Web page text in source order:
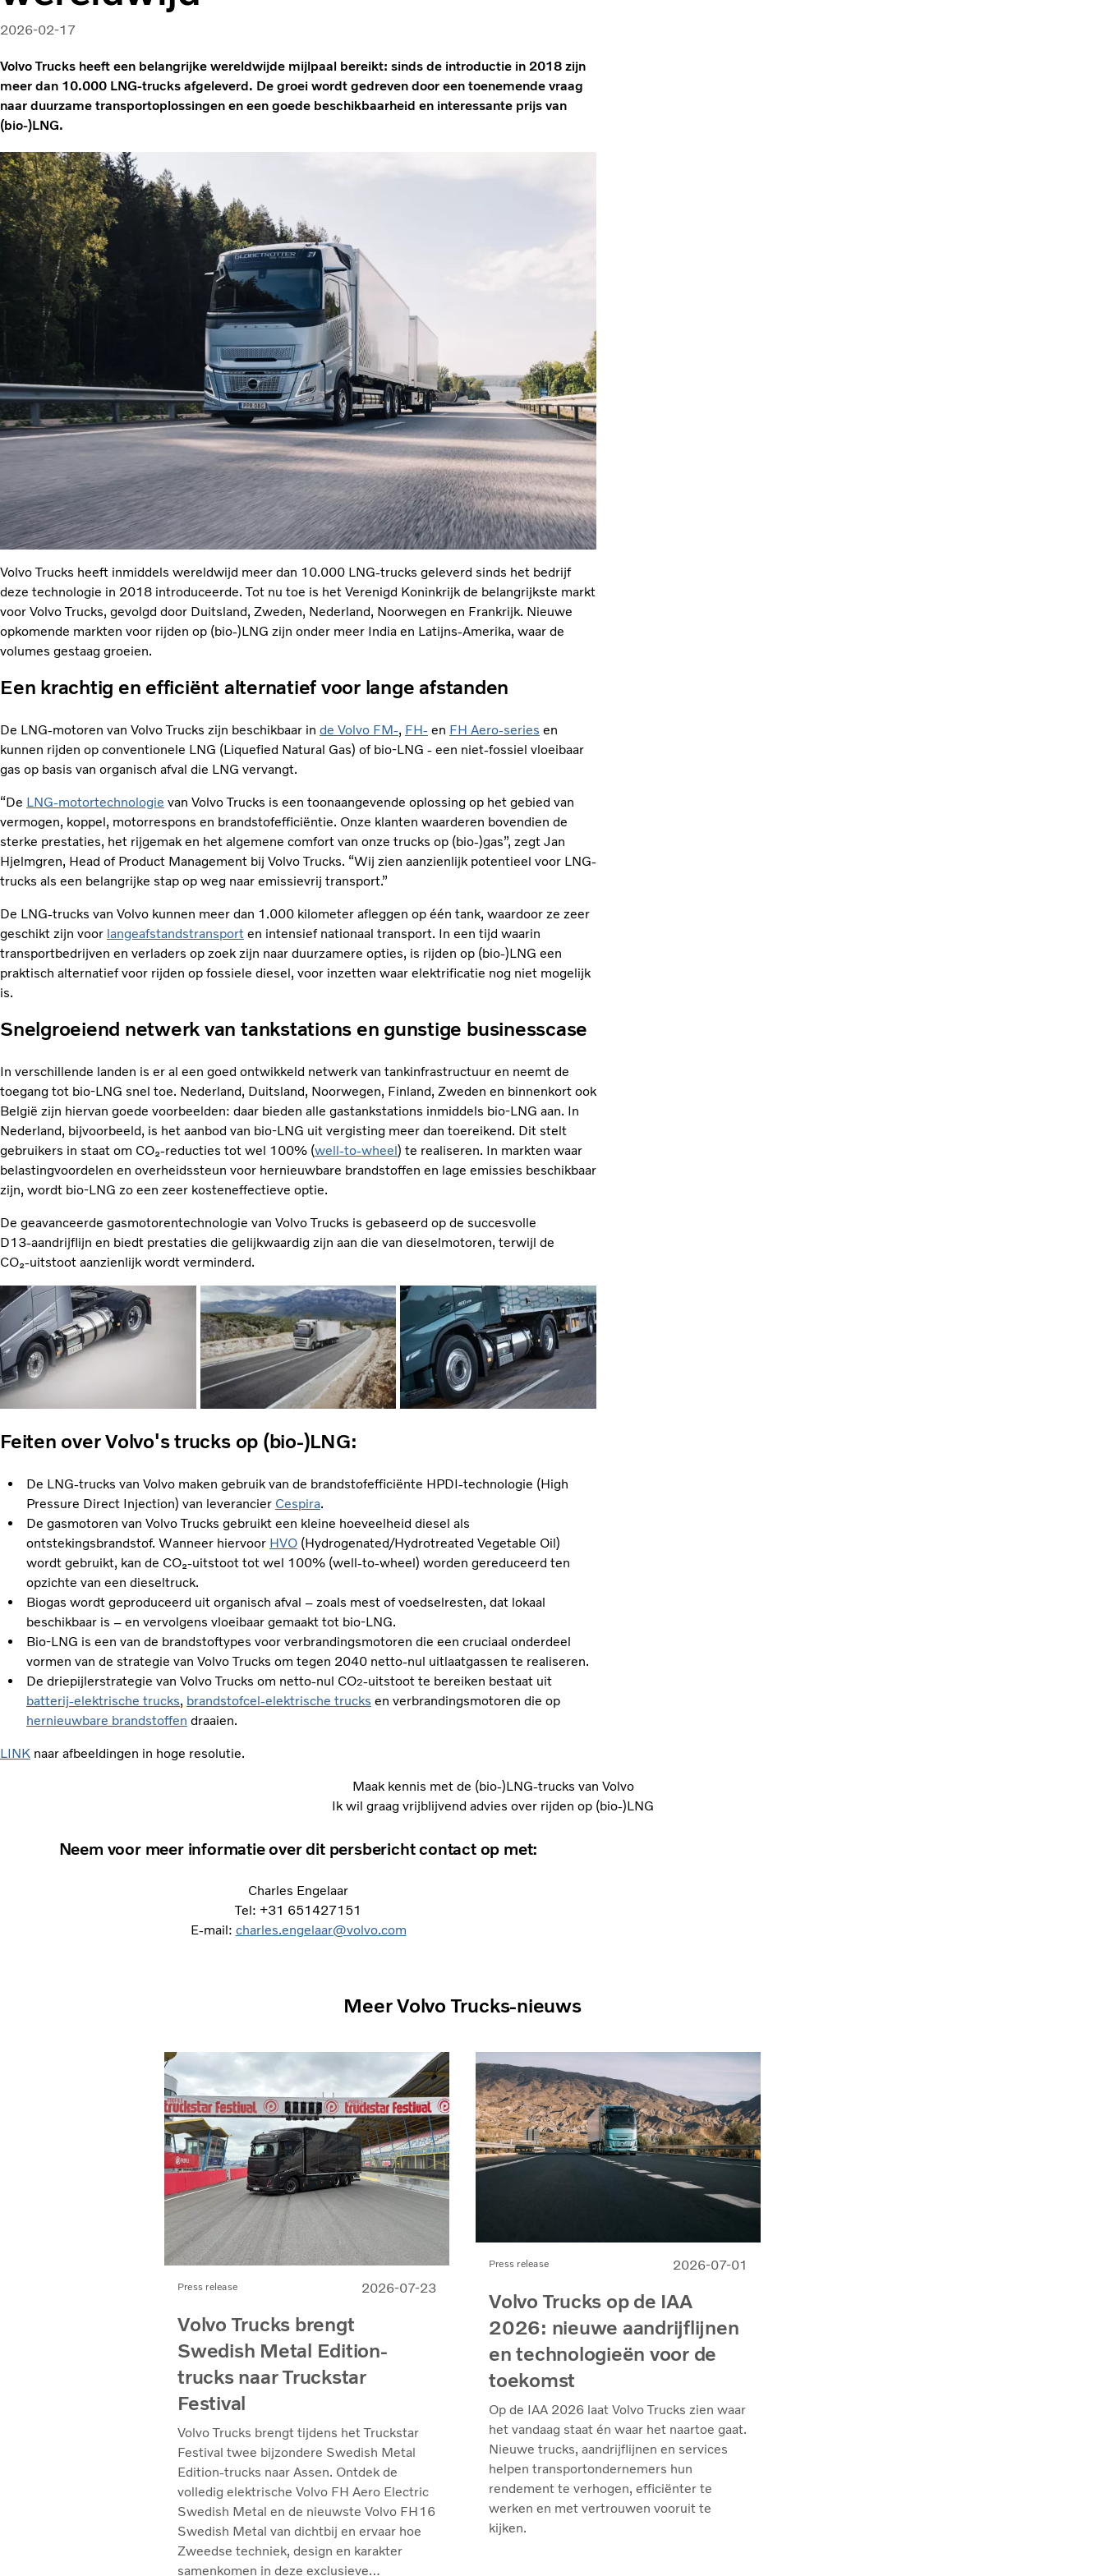
2026-02-17
Volvo Trucks heeft een belangrijke wereldwijde mijlpaal bereikt: sinds de introductie in 2018 zijn
meer dan 10.000 LNG-trucks afgeleverd. De groei wordt gedreven door een toenemende vraag
naar duurzame transportoplossingen en een goede beschikbaarheid en interessante prijs van
(bio‑)LNG.
Volvo Trucks heeft inmiddels wereldwijd meer dan 10.000 LNG-trucks geleverd sinds het bedrijf
deze technologie in 2018 introduceerde. Tot nu toe is het Verenigd Koninkrijk de belangrijkste markt
voor Volvo Trucks, gevolgd door Duitsland, Zweden, Nederland, Noorwegen en Frankrijk. Nieuwe
opkomende markten voor rijden op (bio-)LNG zijn onder meer India en Latijns‑Amerika, waar de
volumes gestaag groeien.
Een krachtig en efficiënt alternatief voor lange afstanden
De LNG-motoren van Volvo Trucks zijn beschikbaar in de Volvo FM-, FH- en FH Aero‑series en
kunnen rijden op conventionele LNG (Liquefied Natural Gas) of bio‑LNG - een niet‑fossiel vloeibaar
gas op basis van organisch afval die LNG vervangt.
“De LNG-motortechnologie van Volvo Trucks is een toonaangevende oplossing op het gebied van
vermogen, koppel, motorrespons en brandstofefficiëntie. Onze klanten waarderen bovendien de
sterke prestaties, het rijgemak en het algemene comfort van onze trucks op (bio-)gas”, zegt Jan
Hjelmgren, Head of Product Management bij Volvo Trucks. “Wij zien aanzienlijk potentieel voor LNG-
trucks als een belangrijke stap op weg naar emissievrij transport.”
De LNG-trucks van Volvo kunnen meer dan 1.000 kilometer afleggen op één tank, waardoor ze zeer
geschikt zijn voor langeafstandstransport en intensief nationaal transport. In een tijd waarin
transportbedrijven en verladers op zoek zijn naar duurzamere opties, is rijden op (bio-)LNG een
praktisch alternatief voor rijden op fossiele diesel, voor inzetten waar elektrificatie nog niet mogelijk
is.
Snelgroeiend netwerk van tankstations en gunstige businesscase
In verschillende landen is er al een goed ontwikkeld netwerk van tankinfrastructuur en neemt de
toegang tot bio‑LNG snel toe. Nederland, Duitsland, Noorwegen, Finland, Zweden en binnenkort ook
België zijn hiervan goede voorbeelden: daar bieden alle gastankstations inmiddels bio‑LNG aan. In
Nederland, bijvoorbeeld, is het aanbod van bio-LNG uit vergisting meer dan toereikend. Dit stelt
gebruikers in staat om CO₂‑reducties tot wel 100% (well‑to‑wheel) te realiseren. In markten waar
belastingvoordelen en overheidssteun voor hernieuwbare brandstoffen en lage emissies beschikbaar
zijn, wordt bio‑LNG zo een zeer kosteneffectieve optie.
De geavanceerde gasmotorentechnologie van Volvo Trucks is gebaseerd op de succesvolle
D13‑aandrijflijn en biedt prestaties die gelijkwaardig zijn aan die van dieselmotoren, terwijl de
CO₂‑uitstoot aanzienlijk wordt verminderd.
Feiten over Volvo's trucks op (bio-)LNG:
De LNG-trucks van Volvo maken gebruik van de brandstofefficiënte HPDI‑technologie (High
Pressure Direct Injection) van leverancier Cespira.
De gasmotoren van Volvo Trucks gebruikt een kleine hoeveelheid diesel als
ontstekingsbrandstof. Wanneer hiervoor HVO (Hydrogenated/Hydrotreated Vegetable Oil)
wordt gebruikt, kan de CO₂‑uitstoot tot wel 100% (well‑to‑wheel) worden gereduceerd ten
opzichte van een dieseltruck.
Biogas wordt geproduceerd uit organisch afval – zoals mest of voedselresten, dat lokaal
beschikbaar is – en vervolgens vloeibaar gemaakt tot bio‑LNG.
Bio‑LNG is een van de brandstoftypes voor verbrandingsmotoren die een cruciaal onderdeel
vormen van de strategie van Volvo Trucks om tegen 2040 netto‑nul uitlaatgassen te realiseren.
De driepijlerstrategie van Volvo Trucks om netto‑nul CO2-uitstoot te bereiken bestaat uit
batterij‑elektrische trucks, brandstofcel‑elektrische trucks en verbrandingsmotoren die op
hernieuwbare brandstoffen draaien.
LINK naar afbeeldingen in hoge resolutie.
Maak kennis met de (bio-)LNG-trucks van Volvo
Ik wil graag vrijblijvend advies over rijden op (bio-)LNG
Neem voor meer informatie over dit persbericht contact op met:
Charles Engelaar
Tel: +31 651427151
E-mail: charles.engelaar@volvo.com
Meer Volvo Trucks-nieuws
Press release 2026-07-23
Volvo Trucks brengt
Swedish Metal Edition-
trucks naar Truckstar
Festival
Volvo Trucks brengt tijdens het Truckstar
Festival twee bijzondere Swedish Metal
Edition-trucks naar Assen. Ontdek de
volledig elektrische Volvo FH Aero Electric
Swedish Metal en de nieuwste Volvo FH16
Swedish Metal van dichtbij en ervaar hoe
Zweedse techniek, design en karakter
samenkomen in deze exclusieve
Press release 2026-07-01
Volvo Trucks op de IAA
2026: nieuwe aandrijflijnen
en technologieën voor de
toekomst
Op de IAA 2026 laat Volvo Trucks zien waar
het vandaag staat én waar het naartoe gaat.
Nieuwe trucks, aandrijflijnen en services
helpen transportondernemers hun
rendement te verhogen, efficiënter te
werken en met vertrouwen vooruit te
kijken.